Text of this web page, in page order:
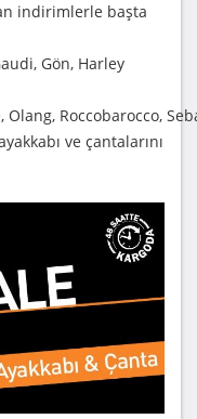
indirimlerle başta
Gön, Harley
Roccobarocco,
ve çantalarını